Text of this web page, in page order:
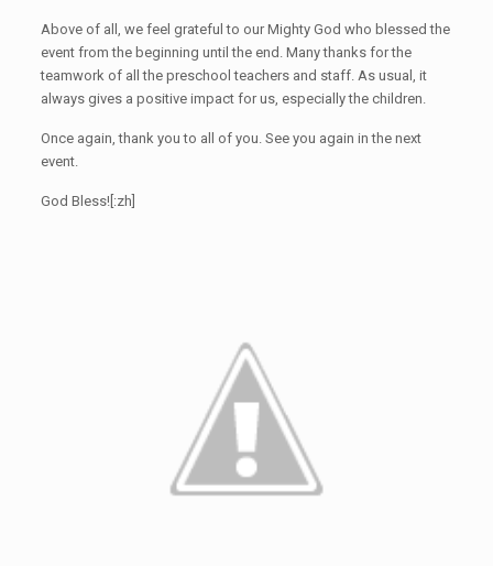
Above of all, we feel grateful to our Mighty God who blessed the
event from the beginning until the end. Many thanks for the
teamwork of all the preschool teachers and staff. As usual, it
always gives a positive impact for us, especially the children.
Once again, thank you to all of you. See you again in the next
event.
God Bless![:zh]